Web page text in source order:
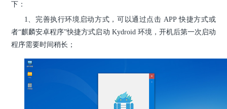
下：
1、完善执行环境启动方式，可以通过点击 APP 快捷方式或
者“麒麟安卓程序”快捷方式启动 Kydroid 环境，开机后第一次启动
程序需要时间稍长；